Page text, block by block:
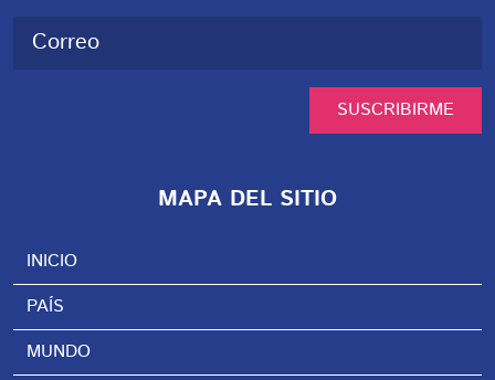
SUSCRIBIRME
MAPA DEL SITIO
INICIO
PAÍS
MUNDO